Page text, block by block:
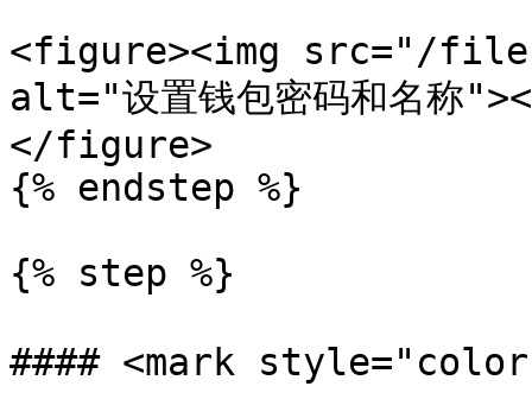
<figure><img src="/
alt="设置钱包密码和名
</figure>
{% endstep %}
{% step %}
#### <mark